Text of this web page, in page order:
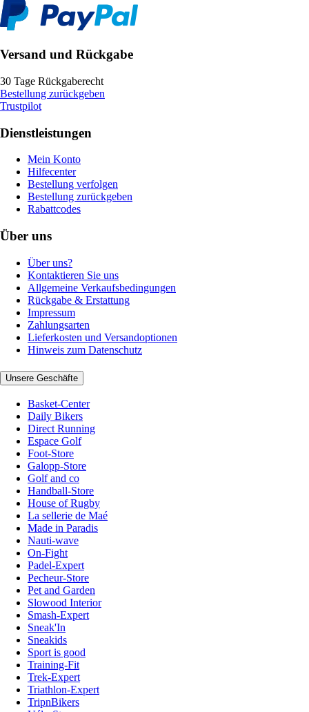
Versand und Rückgabe
30 Tage Rückgaberecht
Bestellung zurückgeben
Trustpilot
Dienstleistungen
Mein Konto
Hilfecenter
Bestellung verfolgen
Bestellung zurückgeben
Rabattcodes
Über uns
Über uns?
Kontaktieren Sie uns
Allgemeine Verkaufsbedingungen
Rückgabe & Erstattung
Impressum
Zahlungsarten
Lieferkosten und Versandoptionen
Hinweis zum Datenschutz
Unsere Geschäfte
Basket-Center
Daily Bikers
Direct Running
Espace Golf
Foot-Store
Galopp-Store
Golf and co
Handball-Store
House of Rugby
La sellerie de Maé
Made in Paradis
Nauti-wave
On-Fight
Padel-Expert
Pecheur-Store
Pet and Garden
Slowood Interior
Smash-Expert
Sneak'In
Sneakids
Sport is good
Training-Fit
Trek-Expert
Triathlon-Expert
TripnBikers